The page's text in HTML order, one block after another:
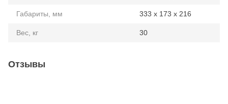
Габариты, мм 333 х 173 х 216
Вес, кг 30
Отзывы